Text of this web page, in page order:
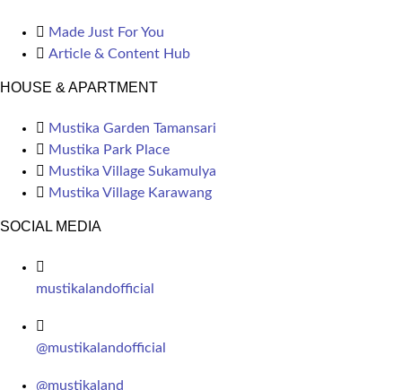
Made Just For You
Article & Content Hub
HOUSE & APARTMENT
Mustika Garden Tamansari
Mustika Park Place
Mustika Village Sukamulya
Mustika Village Karawang
SOCIAL MEDIA
mustikalandofficial
@mustikalandofficial
@mustikaland